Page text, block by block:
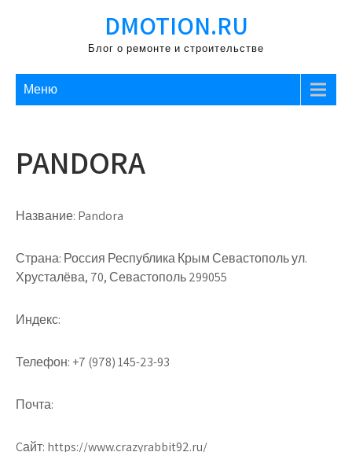
DMOTION.RU
Блог о ремонте и строительстве
Меню
PANDORA
Название: Pandora
Страна: Россия Республика Крым Севастополь ул.
Хрусталёва, 70, Севастополь 299055
Индекс:
Телефон: +7 (978) 145-23-93
Почта:
Cайт: https://www.crazyrabbit92.ru/